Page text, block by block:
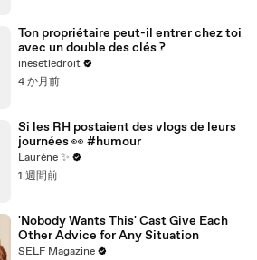
Ton propriétaire peut-il entrer chez toi
avec un double des clés ?
inesetledroit
4 か月前
Si les RH postaient des vlogs de leurs
journées 👀 #humour
Laurène ✨
1 週間前
'Nobody Wants This' Cast Give Each
Other Advice for Any Situation
SELF Magazine